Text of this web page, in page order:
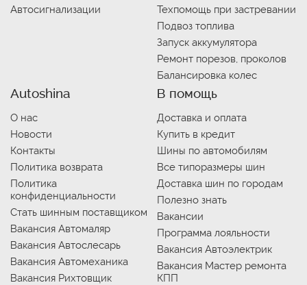
Автосигнализации
Техпомощь при застревании
Подвоз топлива
Запуск аккумулятора
Ремонт порезов, проколов
Балансировка колес
Autoshina
О нас
Новости
Контакты
Политика возврата
Политика
конфиденциальности
Стать шинным поставщиком
Вакансия Автомаляр
Вакансия Автослесарь
Вакансия Автомеханика
Вакансия Рихтовщик
В помощь
Доставка и оплата
Купить в кредит
Шины по автомобилям
Все типоразмеры шин
Доставка шин по городам
Полезно знать
Вакансии
Программа лояльности
Вакансия Автоэлектрик
Вакансия Мастер ремонта
КПП